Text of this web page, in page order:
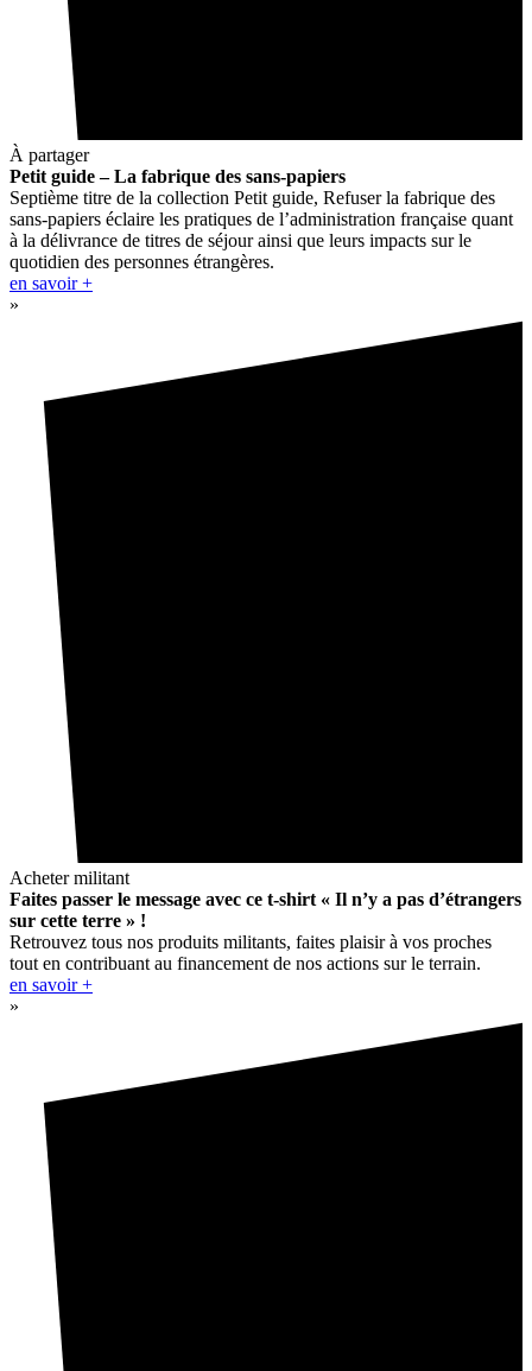
À partager
Petit guide – La fabrique des sans-papiers
Septième titre de la collection Petit guide, Refuser la fabrique des
sans-papiers éclaire les pratiques de l’administration française quant
à la délivrance de titres de séjour ainsi que leurs impacts sur le
quotidien des personnes étrangères.
en savoir +
»
Acheter militant
Faites passer le message avec ce t-shirt « Il n’y a pas d’étrangers
sur cette terre » !
Retrouvez tous nos produits militants, faites plaisir à vos proches
tout en contribuant au financement de nos actions sur le terrain.
en savoir +
»